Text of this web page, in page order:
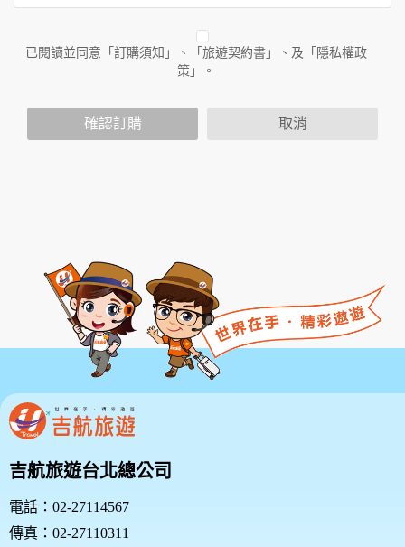
即表示您已閱讀、了解並同意接受本服務條款之所有內
容。如果您不同意本服務條款的內容，或者您所屬的國
家或地域排除本服務條款內容之全部或部分時，您應立
時，可能會依據該特定功能之性質，而須遵守本服務所
另行公告之服務條款或相關規定。此另行公告之服務條
人閱讀、了解並同意本服務條款之所有內容及其後之修
改變更，方得使用本服務。當您使用本服務時，即推定
您的父母或監護人已閱讀、了解並同意接受本服務條款
之所有內容及其後之修改變更。
二、服務簡介
三、會員規範的修改
本網站有權隨時修改本規範。如果你不同意修改的內
容，請勿繼續使用本服務。如果你繼續使用本網站服
務，則表示您同意並接受本規範之任何修改。
您於任何修改或變更後繼續使用良友旅遊網，視為您已
閱讀、瞭解並同意接受該等修改或變更。
如果您不同意本約定書的內容，或者您所屬的國家或地
已閱讀並同意「訂購須知」、「旅遊契約書」、及「隱私權政
策」。
確認訂購 取消
吉航旅遊台北總公司
電話：02-27114567
傳真：02-27110311